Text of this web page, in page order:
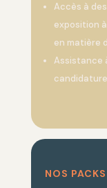
Accès à
exposition
en matière
Assistance
candidature
NOS PACKS